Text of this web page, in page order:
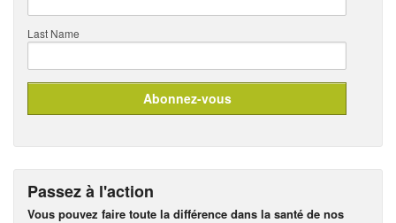
Last Name
Passez à l'action
Vous pouvez faire toute la différence dans la santé de nos